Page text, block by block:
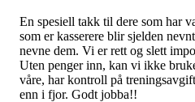
En spesiell takk til dere som har
som er kasserere blir sjelden
nevne dem. Vi er rett og slett
Uten penger inn, kan vi ikke
våre, har kontroll på
enn i fjor. Godt jobba!!